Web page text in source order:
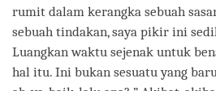
rumit dalam kerangka sebuah
sebuah tindakan, saya pikir ini
Luangkan waktu sejenak untuk
hal itu. Ini bukan sesuatu yang baru